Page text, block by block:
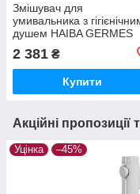
Змішувач для
умивальника з
душем HAIBA GERMES
(HB0918)
2 381 ₴
Купити
Акційні пропозиції
Уцінка –45%